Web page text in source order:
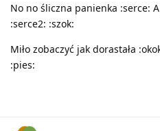
No no śliczna panienka :serce:
:serce2: :szok:
Miło zobaczyć jak dorastała
:pies: